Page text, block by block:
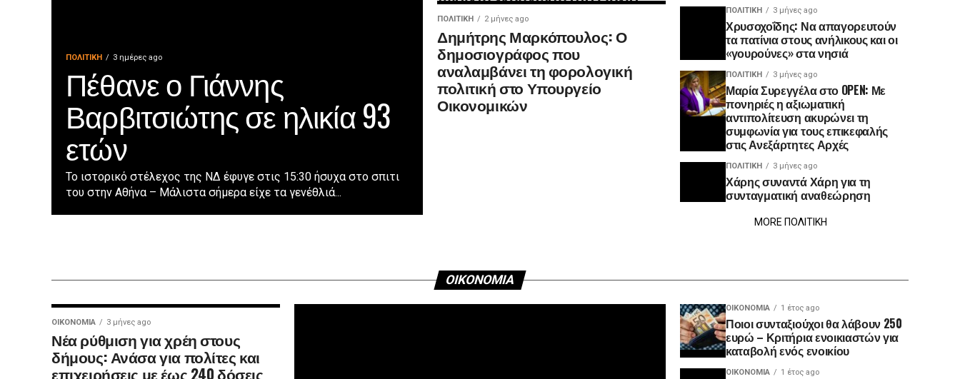
ΠΟΛΙΤΙΚΉ 3 ημέρες ago
Πέθανε ο Γιάννης
Βαρβιτσιώτης σε ηλικία 93
ετών
Το ιστορικό στέλεχος της ΝΔ έφυγε στις 15:30 ήσυχα στο σπιτι
του στην Αθήνα – Μάλιστα σήμερα είχε τα γενέθλιά...
Αθηνών
ΠΟΛΙΤΙΚΉ 2 μήνες ago
Δημήτρης Μαρκόπουλος: Ο
δημοσιογράφος που
αναλαμβάνει τη φορολογική
πολιτική στο Υπουργείο
Οικονομικών
ΠΟΛΙΤΙΚΉ 3 μήνες ago
Χρυσοχοΐδης: Να απαγορευτούν
τα πατίνια στους ανήλικους και οι
«γουρούνες» στα νησιά
ΠΟΛΙΤΙΚΉ 3 μήνες ago
Μαρία Συρεγγέλα στο OPEN: Με
πονηριές η αξιωματική
αντιπολίτευση ακυρώνει τη
συμφωνία για τους επικεφαλής
στις Ανεξάρτητες Αρχές
ΠΟΛΙΤΙΚΉ 3 μήνες ago
Χάρης συναντά Χάρη για τη
συνταγματική αναθεώρηση
MORE ΠΟΛΙΤΙΚΗ
ΟΙΚΟΝΟΜΙΑ
ΟΙΚΟΝΟΜΊΑ 3 μήνες ago
Νέα ρύθμιση για χρέη στους
δήμους: Ανάσα για πολίτες και
επιχειρήσεις με έως 240 δόσεις
ΟΙΚΟΝΟΜΊΑ 1 έτος ago
Ποιοι συνταξιούχοι θα λάβουν 250
ευρώ – Κριτήρια ενοικιαστών για
καταβολή ενός ενοικίου
ΟΙΚΟΝΟΜΊΑ 1 έτος ago